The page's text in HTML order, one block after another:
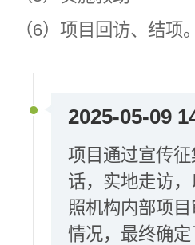
（6）项目回访、结项。
2025-05-09
项目通过宣传
话，实地走访
照机构内部项
情况，最终确